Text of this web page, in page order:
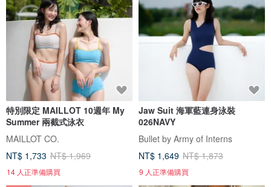
特別限定 MAILLOT 10週年 My
Summer 兩截式泳衣
MAILLOT CO.
NT$ 1,733 NT$ 1,969
14 人正準備購買
Jaw Suit 海軍藍連身泳裝
026NAVY
Bullet by Army of Interns
NT$ 1,649 NT$ 1,873
9 人正準備購買